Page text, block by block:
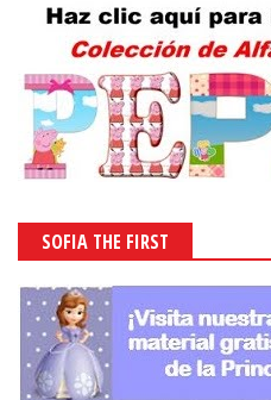
SOFIA THE FIRST